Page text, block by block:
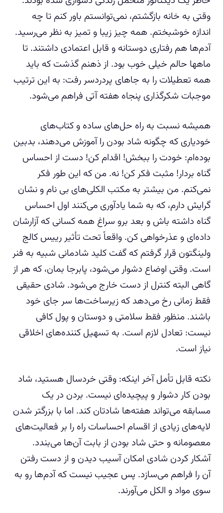
وقتی به خانه بازگشتم، نمی‌توانستم باور کنم تا چه
اندازه خوشبختم. همه چیز زیبا و تمیز به نظر می‌رسید.
آدم‌ها هم رفتاری دوستانه و قابل اعتمادی داشتند. تا
ماهها حالم خیلی خوب بود. از ذهنم گذشت که باید
همه تعطیلات را به جاهای پردردسر رفت: به این ترتیب
موجبات شکرگذاری پنجاه هفته آتی فراهم می‌شود.
همیشه نسبت به راه حل‌های ساده و کتاب‌های
خودیاری که چگونه شاد بودن را آموزش می‌دهند، بدبین
بوده‌ام: خودت را ببخش! اقدام کن! دست از احساس
گناه بردار! مثبت فکر کن! نه. من که این طور فکر
نمی‌کنم. من بیشتر به مکتب الکلی‌های بی نام و نشان
گرایش دارم، که به شما یادآوری می‌کنند اول احساس
گناه داشته باش و بعد برو سراغ همه کسانی که آزارشان
داده‌ای و عذرخواهی کن. واقعاً تحت تأثیر رییس کالج
ولینگتون قرار گرفتم که گفت کلید شادمانی شبیه به فنر
است. وقتی اوضاع دشوار می‌شود، پابرجا بمان، که هر از
گاهی البته کنترل از دست خارج می‌شود. شادی حقیقی
فقط زمانی رخ می‌دهد که زیرساخت‌ها سر جای خود
باشند. منظور فقط سلامتی و دوستان و پول کافی
نیست: تعادل لازم است. به تسهیل کننده‌های اخلاقی
نیاز است.
نکته قابل تأمل آخر اینکه: وقتی خردسال هستید، شاد
بودن کار دشوار و پیچیده‌ای نیست. بردن در یک
مسابقه می‌تواند هفته‌ها شادتان کند. اما با بزرگتر شدن
لایه‌های زیادی از اقسام احساسات راه را بر فعالیت‌های
معصومانه و حتی شاد بودن از بابت آن‌ها می‌بندد.
آشکار کردن شادی امکان آسیب دیدن و از دست رفتن
آن را فراهم می‌سازد. پس عجیب نیست که آدم‌ها رو به
سوی مواد و الکل می‌آورند.